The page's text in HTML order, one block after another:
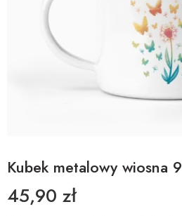
Kubek metalowy wiosna 9
45,90 zł